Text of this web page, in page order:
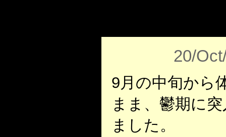
20/
9月の中旬から
まま、鬱期に
ました。